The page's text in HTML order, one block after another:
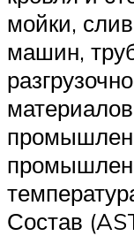
мойки,
машин,
Состав